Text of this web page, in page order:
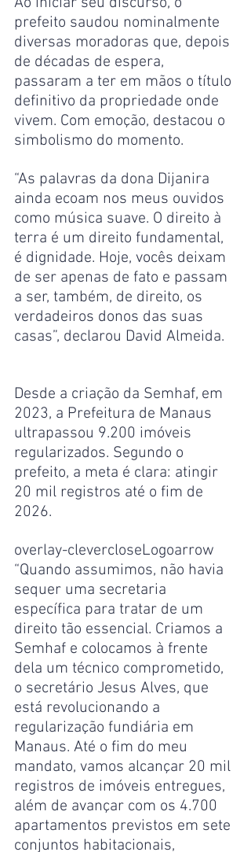
prefeito saudou nominalmente
diversas moradoras que, depois
de décadas de espera,
passaram a ter em mãos o título
definitivo da propriedade onde
vivem. Com emoção, destacou o
simbolismo do momento.
“As palavras da dona Dijanira
ainda ecoam nos meus ouvidos
como música suave. O direito à
terra é um direito fundamental,
é dignidade. Hoje, vocês deixam
de ser apenas de fato e passam
a ser, também, de direito, os
verdadeiros donos das suas
casas”, declarou David Almeida.
Desde a criação da Semhaf, em
2023, a Prefeitura de Manaus
ultrapassou 9.200 imóveis
regularizados. Segundo o
prefeito, a meta é clara: atingir
20 mil registros até o fim de
2026.
overlay-clevercloseLogoarrow
“Quando assumimos, não havia
sequer uma secretaria
específica para tratar de um
direito tão essencial. Criamos a
Semhaf e colocamos à frente
dela um técnico comprometido,
o secretário Jesus Alves, que
está revolucionando a
regularização fundiária em
Manaus. Até o fim do meu
mandato, vamos alcançar 20 mil
registros de imóveis entregues,
além de avançar com os 4.700
apartamentos previstos em sete
conjuntos habitacionais,